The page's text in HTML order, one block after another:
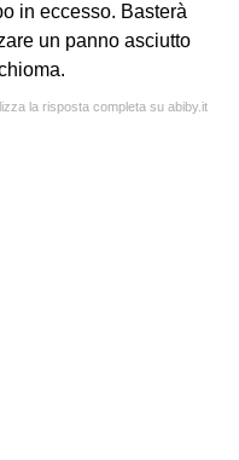
in eccesso. Basterà
un panno asciutto
la risposta completa su abiby.it